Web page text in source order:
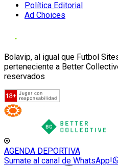
Política Editorial
Ad Choices
Bolavip, al igual que Futbol
perteneciente a Better
reservados
AGENDA DEPORTIVA
Sumate al canal de WhatsApp!